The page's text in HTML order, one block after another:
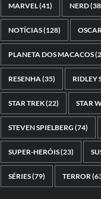
MARVEL(41) NERD
NOTÍCIAS(128) OSCAR
PLANETA DOS MACACOS
RESENHA (35) RIDLEY
STAR TREK(22) STAR
STEVEN SPIELBERG (74)
SUPER-HERÓIS(23)
SÉRIES(79) TERROR